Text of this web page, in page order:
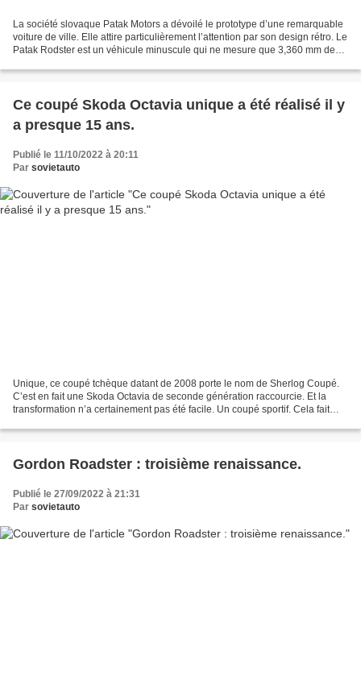
La société slovaque Patak Motors a dévoilé le prototype d’une remarquable
voiture de ville. Elle attire particulièrement l’attention par son design rétro. Le
Patak Rodster est un véhicule minuscule qui ne mesure que 3,360 mm de
Ce coupé Skoda Octavia unique a été réalisé il y
a presque 15 ans.
Publié le 11/10/2022 à 20:11
Par sovietauto
Unique, ce coupé tchèque datant de 2008 porte le nom de Sherlog Coupé.
C’est en fait une Skoda Octavia de seconde génération raccourcie. Et la
transformation n’a certainement pas été facile. Un coupé sportif. Cela fait
Gordon Roadster : troisième renaissance.
Publié le 27/09/2022 à 21:31
Par sovietauto